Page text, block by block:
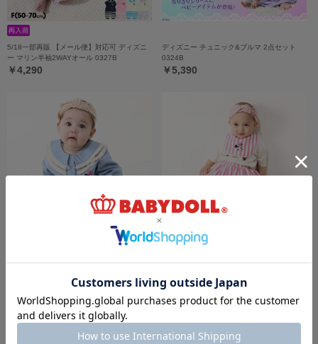
5/18一部再販 【メール便】対応可 ディズニ
ー マリン半袖2WAYオール 0327B
￥4,290
ディズニー チュニック&ブルマ 2点セット
0324B
￥5,390
【OUTLET】20%OFF SALE ディズニー デ
ディズニー ベビー3点セット 0141B
￥5,940